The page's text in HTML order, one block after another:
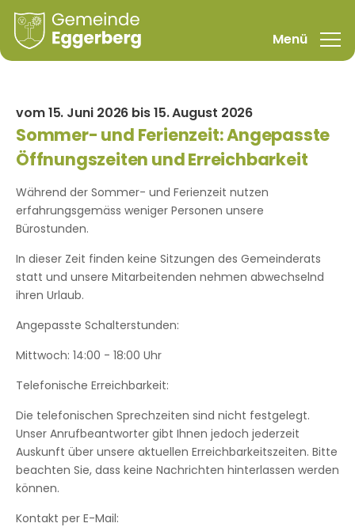
vom 15. Juni 2026 bis 15. August 2026
Sommer- und Ferienzeit: Angepasste
Öffnungszeiten und Erreichbarkeit
Während der Sommer- und Ferienzeit nutzen
erfahrungsgemäss weniger Personen unsere
Bürostunden.
In dieser Zeit finden keine Sitzungen des Gemeinderats
statt und unsere Mitarbeitenden nehmen abwechselnd
ihren Urlaub.
Angepasste Schalterstunden:
Mittwoch: 14:00 - 18:00 Uhr
Telefonische Erreichbarkeit:
Die telefonischen Sprechzeiten sind nicht festgelegt.
Unser Anrufbeantworter gibt Ihnen jedoch jederzeit
Auskunft über unsere aktuellen Erreichbarkeitszeiten. Bitte
beachten Sie, dass keine Nachrichten hinterlassen werden
können.
Kontakt per E-Mail: